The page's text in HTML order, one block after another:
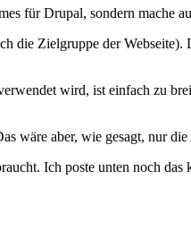
für Drupal, sondern mache
die Zielgruppe der Webseite).
wird, ist einfach zu
wäre aber, wie gesagt, nur
Ich poste unten noch das